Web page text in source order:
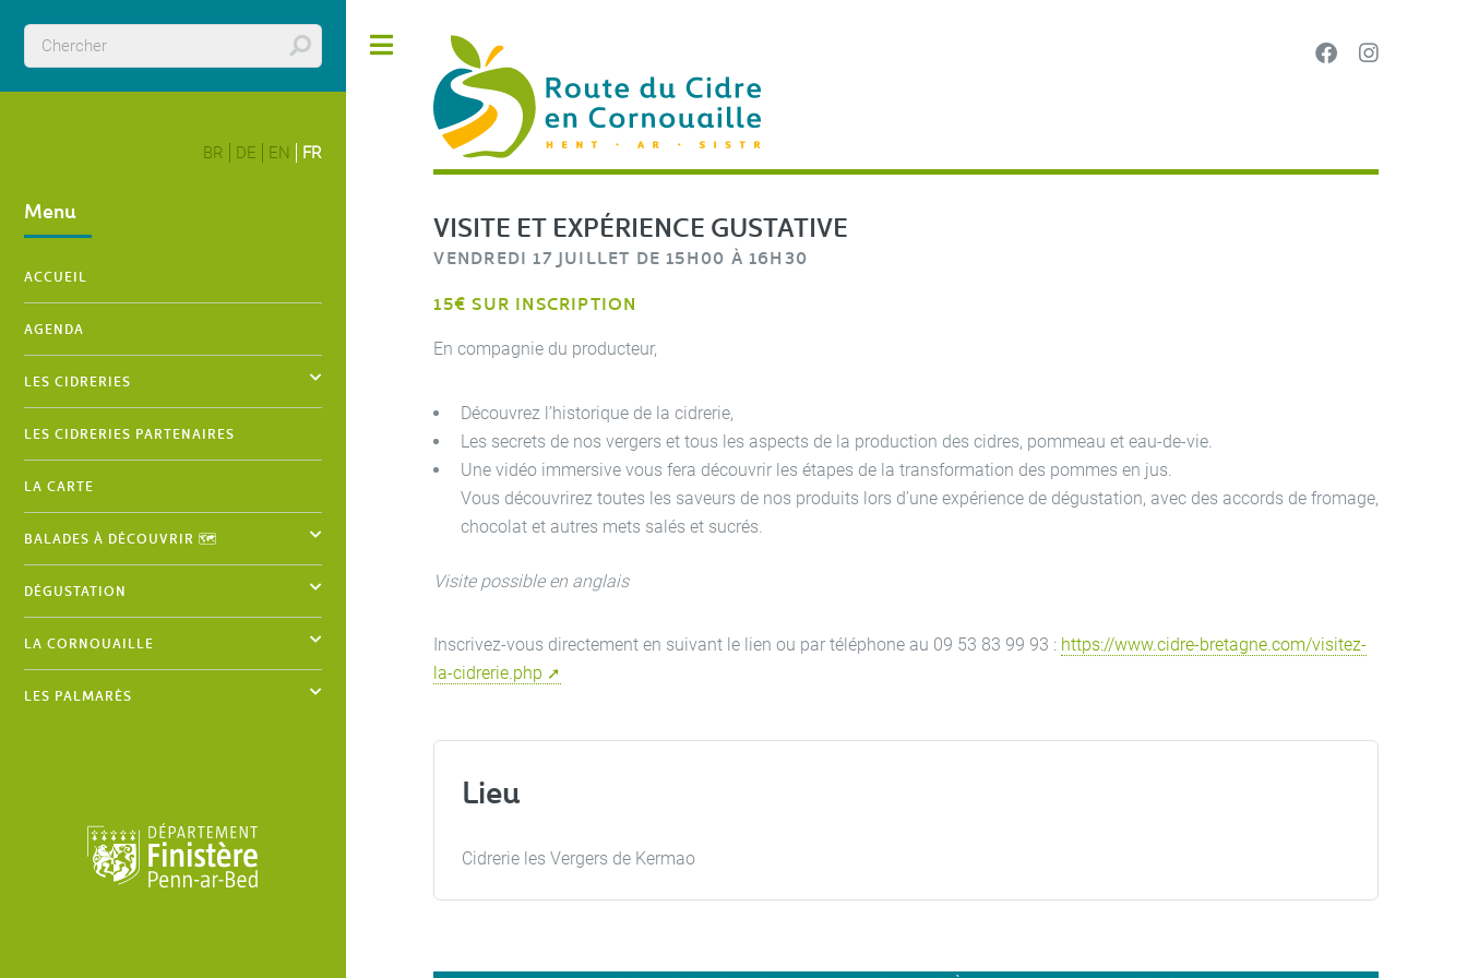
LA ROUTE DU CIDRE EN CORNOUAILLE HENT AR SISTR
VISITE ET EXPÉRIENCE GUSTATIVE
VENDREDI 17 JUILLET DE 15H00 À 16H30
15€ SUR INSCRIPTION
En compagnie du producteur,
Découvrez l’historique de la cidrerie,
Les secrets de nos vergers et tous les aspects de la production des cidres, pommeau et eau-de-vie.
Une vidéo immersive vous fera découvrir les étapes de la transformation des pommes en jus.
Vous découvrirez toutes les saveurs de nos produits lors d’une expérience de dégustation, avec des accords de fromage,
chocolat et autres mets salés et sucrés.
Visite possible en anglais
Inscrivez-vous directement en suivant le lien ou par téléphone au 09 53 83 99 93 : https://www.cidre-bretagne.com/visitez-
la-cidrerie.php
Lieu
Cidrerie les Vergers de Kermao
BR DE EN FR
Menu
ACCUEIL
AGENDA
LES CIDRERIES
LES CIDRERIES PARTENAIRES
LA CARTE
BALADES À DÉCOUVRIR 🗺️
DÉGUSTATION
LA CORNOUAILLE
LES PALMARÈS
Toggle